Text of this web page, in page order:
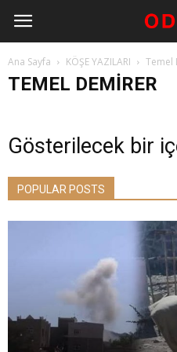
Ana Sayfa KÖŞE YAZILARI Temel
TEMEL DEMIRER
Gösterilecek bir
POPULAR POSTS